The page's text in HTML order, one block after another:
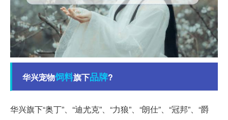
华兴宠物饲料旗下品牌?
华兴旗下“奥丁”、“迪尤克”、“力狼”、“朗仕”、“冠邦”、“爵